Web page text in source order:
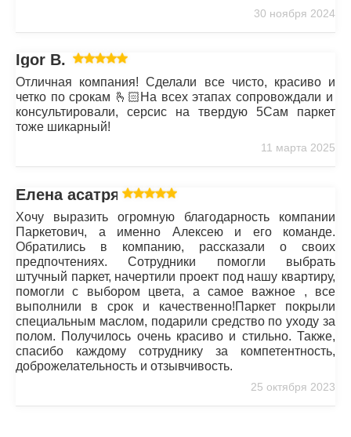
30 ноября 2024
Igor B.
Отличная компания! Сделали все чисто, красиво и
четко по срокам 🫰🏻На всех этапах сопровождали и
консультировали, серсис на твердую 5Сам паркет
тоже шикарный!
11 марта 2025
Елена асатрян
Хочу выразить огромную благодарность компании
Паркетович, а именно Алексею и его команде.
Обратились в компанию, рассказали о своих
предпочтениях. Сотрудники помогли выбрать
штучный паркет, начертили проект под нашу квартиру,
помогли с выбором цвета, а самое важное , все
выполнили в срок и качественно!Паркет покрыли
специальным маслом, подарили средство по уходу за
полом. Получилось очень красиво и стильно. Также,
спасибо каждому сотруднику за компетентность,
доброжелательность и отзывчивость.
25 октября 2023